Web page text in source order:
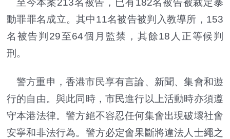
至今本案213名被告，已有182名被告被裁定暴
動罪罪名成立。其中11名被告被判入教導所，153
名被告判29至64個月監禁，其餘18人正等候判
刑。
警方重申，香港市民享有言論、新聞、集會和遊
行的自由。與此同時，市民進行以上活動時亦須遵
守本港法律。警方絕不容忍任何集會出現破壞社會
安寧和非法行為。警方必定會果斷將違法人士繩之